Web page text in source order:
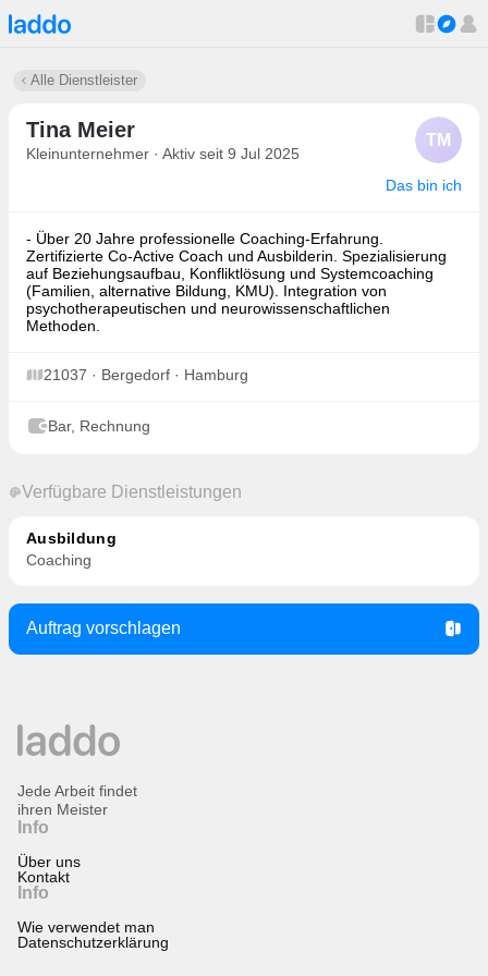
Alle Dienstleister
Tina Meier
Kleinunternehmer · Aktiv seit 9 Jul 2025
TM
Das bin ich
- Über 20 Jahre professionelle Coaching-Erfahrung.
Zertifizierte Co-Active Coach und Ausbilderin. Spezialisierung
auf Beziehungsaufbau, Konfliktlösung und Systemcoaching
(Familien, alternative Bildung, KMU). Integration von
psychotherapeutischen und neurowissenschaftlichen
Methoden.
21037 · Bergedorf · Hamburg
Bar, Rechnung
Verfügbare Dienstleistungen
Ausbildung
Coaching
Auftrag vorschlagen
Info
Über uns
Kontakt
Info
Wie verwendet man
Datenschutzerklärung
Jede Arbeit findet
ihren Meister